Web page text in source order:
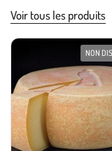
Voir tous les produits
NON